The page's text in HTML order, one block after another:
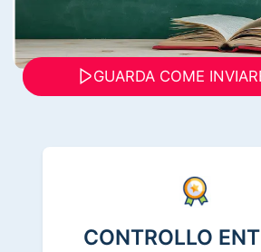
GUARDA COME
CONTROLLO